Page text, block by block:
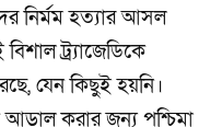
নির্মম হত্যার আসল
ট্র্যাজেডিকে
যেন কিছুই হয়নি।
আড়াল করার জন্য পশ্চিমা